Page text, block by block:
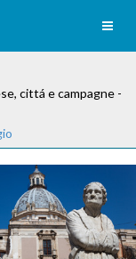
cittá e campagne -